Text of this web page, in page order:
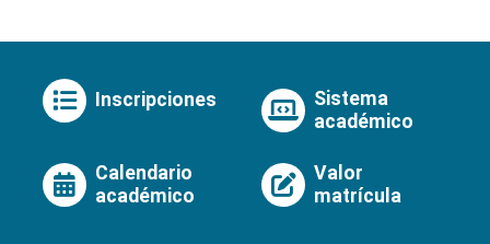
Inscripciones
Sistema
académico
Calendario
académico
Valor
matrícula